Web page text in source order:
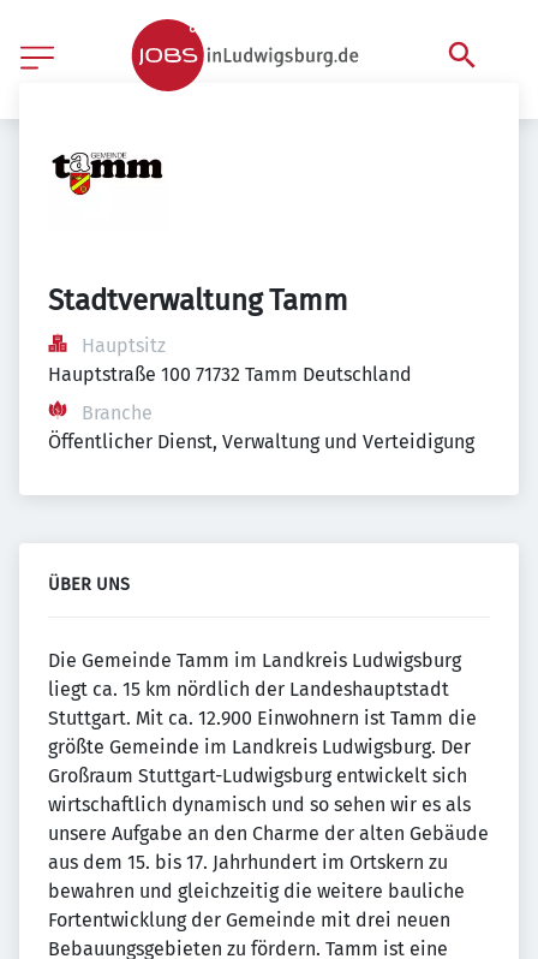
Stadtverwaltung Tamm
Hauptsitz
Hauptstraße 100 71732 Tamm Deutschland
Branche
Öffentlicher Dienst, Verwaltung und Verteidigung
ÜBER UNS
Die Gemeinde Tamm im Landkreis Ludwigsburg
liegt ca. 15 km nördlich der Landeshauptstadt
Stuttgart. Mit ca. 12.900 Einwohnern ist Tamm die
größte Gemeinde im Landkreis Ludwigsburg. Der
Großraum Stuttgart-Ludwigsburg entwickelt sich
wirtschaftlich dynamisch und so sehen wir es als
unsere Aufgabe an den Charme der alten Gebäude
aus dem 15. bis 17. Jahrhundert im Ortskern zu
bewahren und gleichzeitig die weitere bauliche
Fortentwicklung der Gemeinde mit drei neuen
Bebauungsgebieten zu fördern. Tamm ist eine